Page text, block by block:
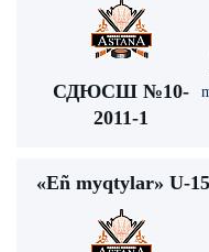
СДЮСШ №10-
2011-1
«Eñ myqtylar» U-